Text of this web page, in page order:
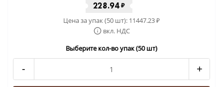
228.94₽
Цена за упак (50 шт): 11447.23₽
вкл. НДС
Выберите кол-во упак (50 шт)
- +